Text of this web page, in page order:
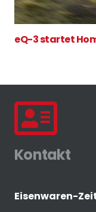
eQ-3 startet
Kontakt
Eisenwaren-